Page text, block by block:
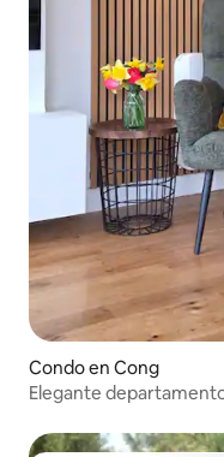
Condo en Cong
Elegante